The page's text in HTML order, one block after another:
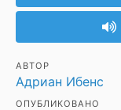
АВТОР
Адриан Ибенс
ОПУБЛИКОВАНО